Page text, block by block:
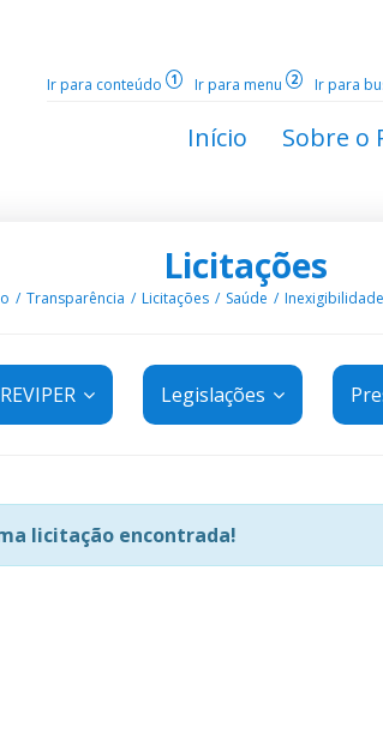
Ir para conteúdo 1 Ir para menu 2 Ir para
Início Sobre o
Licitações
Transparência Licitações Saúde Inexigibilidade
Legislações
licitação encontrada!